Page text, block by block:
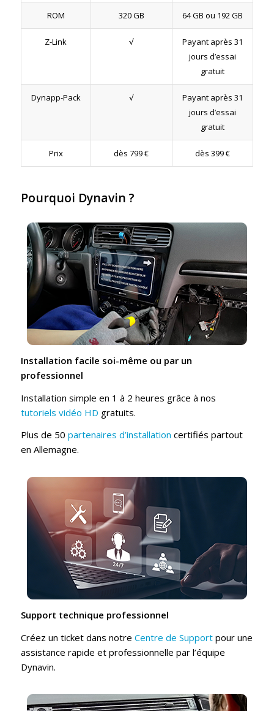
ROM 320 GB 64 GB ou 192 GB
Z-Link √
Payant après 31
jours d’essai
gratuit
Dynapp-Pack √
Payant après 31
jours d’essai
gratuit
Prix dès 799 € dès 399 €
Pourquoi Dynavin ?
Installation facile soi-même ou par un
professionnel
Installation simple en 1 à 2 heures grâce à nos
tutoriels vidéo HD gratuits.
Plus de 50 partenaires d’installation certifiés partout
en Allemagne.
Support technique professionnel
Créez un ticket dans notre Centre de Supportpour une
assistance rapide et professionnelle par l’équipe
Dynavin.